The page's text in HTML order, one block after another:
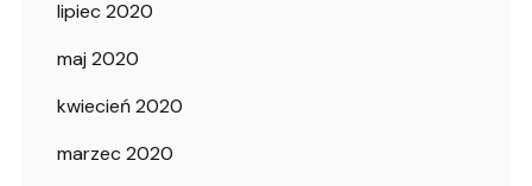
lipiec 2020
maj 2020
kwiecień 2020
marzec 2020